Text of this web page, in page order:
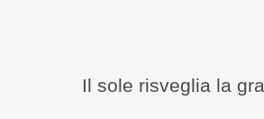
Il sole risveglia la